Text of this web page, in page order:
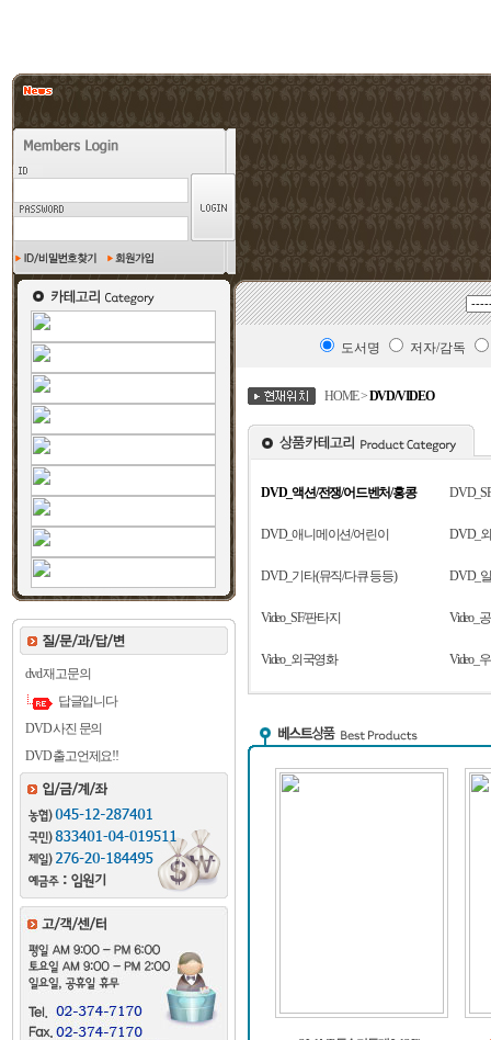
dvd 재고문의
답글입니다
DVD 사진 문의
DVD 출고언제요!!
도서명 저자/감독
HOME >DVD/VIDEO
DVD_액션/전쟁/어드벤처/홍콩
DVD_애니메이션/어린이 DVD_
DVD_기타(뮤직/다큐 등등) DVD_
Video_SF/판타지 Video_
Video_외국영화 Video_